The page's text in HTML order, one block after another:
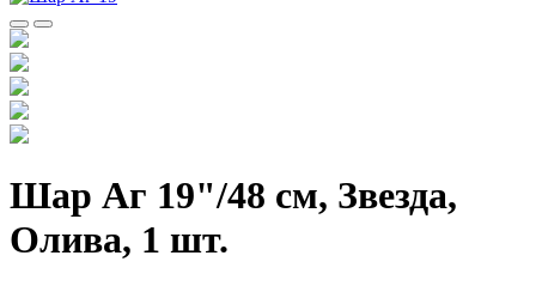
Шар Аг 19"/48 см, Звезда,
Олива, 1 шт.